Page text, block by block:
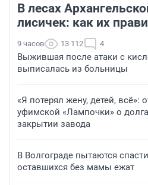
В лесах
лисичек: как их
9 часов 13 112 4
Выжившая после атаки с
выписалась из больницы
«Я потерял жену, детей, всё»:
уфимской «Лампочки» о
закрытии завода
В Волгограде пытаются
оставшихся без мамы ежат